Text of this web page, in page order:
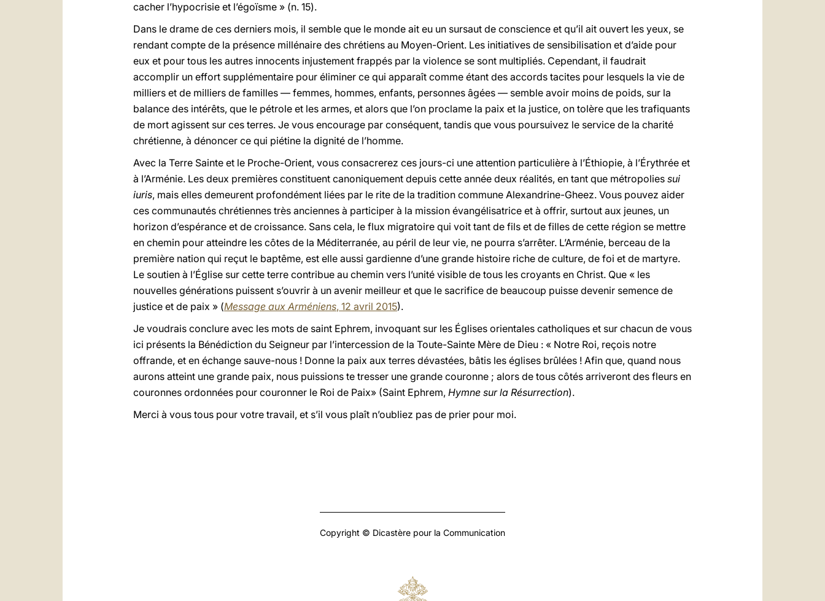
cacher l’hypocrisie et l’égoïsme » (n. 15).
Dans le drame de ces derniers mois, il semble que le monde ait eu un sursaut de conscience et qu’il ait ouvert les yeux, se
rendant compte de la présence millénaire des chrétiens au Moyen-Orient. Les initiatives de sensibilisation et d’aide pour
eux et pour tous les autres innocents injustement frappés par la violence se sont multipliés. Cependant, il faudrait
accomplir un effort supplémentaire pour éliminer ce qui apparaît comme étant des accords tacites pour lesquels la vie de
milliers et de milliers de familles — femmes, hommes, enfants, personnes âgées — semble avoir moins de poids, sur la
balance des intérêts, que le pétrole et les armes, et alors que l’on proclame la paix et la justice, on tolère que les trafiquants
de mort agissent sur ces terres. Je vous encourage par conséquent, tandis que vous poursuivez le service de la charité
chrétienne, à dénoncer ce qui piétine la dignité de l’homme.
Avec la Terre Sainte et le Proche-Orient, vous consacrerez ces jours-ci une attention particulière à l’Éthiopie, à l’Érythrée et
à l’Arménie. Les deux premières constituent canoniquement depuis cette année deux réalités, en tant que métropolies sui
iuris, mais elles demeurent profondément liées par le rite de la tradition commune Alexandrine-Gheez. Vous pouvez aider
ces communautés chrétiennes très anciennes à participer à la mission évangélisatrice et à offrir, surtout aux jeunes, un
horizon d’espérance et de croissance. Sans cela, le flux migratoire qui voit tant de fils et de filles de cette région se mettre
en chemin pour atteindre les côtes de la Méditerranée, au péril de leur vie, ne pourra s’arrêter. L’Arménie, berceau de la
première nation qui reçut le baptême, est elle aussi gardienne d’une grande histoire riche de culture, de foi et de martyre.
Le soutien à l’Église sur cette terre contribue au chemin vers l’unité visible de tous les croyants en Christ. Que « les
nouvelles générations puissent s’ouvrir à un avenir meilleur et que le sacrifice de beaucoup puisse devenir semence de
justice et de paix » (Message aux Arméniens, 12 avril 2015).
Je voudrais conclure avec les mots de saint Ephrem, invoquant sur les Églises orientales catholiques et sur chacun de vous
ici présents la Bénédiction du Seigneur par l’intercession de la Toute-Sainte Mère de Dieu : « Notre Roi, reçois notre
offrande, et en échange sauve-nous ! Donne la paix aux terres dévastées, bâtis les églises brûlées ! Afin que, quand nous
aurons atteint une grande paix, nous puissions te tresser une grande couronne ; alors de tous côtés arriveront des fleurs en
couronnes ordonnées pour couronner le Roi de Paix» (Saint Ephrem, Hymne sur la Résurrection).
Merci à vous tous pour votre travail, et s’il vous plaît n’oubliez pas de prier pour moi.
Copyright © Dicastère pour la Communication